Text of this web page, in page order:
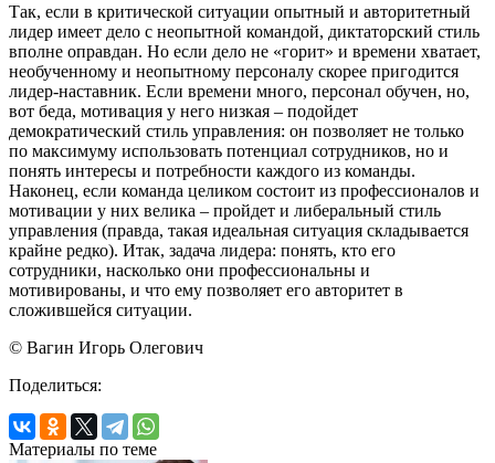
Так, если в критической ситуации опытный и авторитетный
лидер имеет дело с неопытной командой, диктаторский стиль
вполне оправдан. Но если дело не «горит» и времени хватает,
необученному и неопытному персоналу скорее пригодится
лидер-наставник. Если времени много, персонал обучен, но,
вот беда, мотивация у него низкая – подойдет
демократический стиль управления: он позволяет не только
по максимуму использовать потенциал сотрудников, но и
понять интересы и потребности каждого из команды.
Наконец, если команда целиком состоит из профессионалов и
мотивации у них велика – пройдет и либеральный стиль
управления (правда, такая идеальная ситуация складывается
крайне редко). Итак, задача лидера: понять, кто его
сотрудники, насколько они профессиональны и
мотивированы, и что ему позволяет его авторитет в
сложившейся ситуации.
© Вагин Игорь Олегович
Поделиться:
Материалы по теме